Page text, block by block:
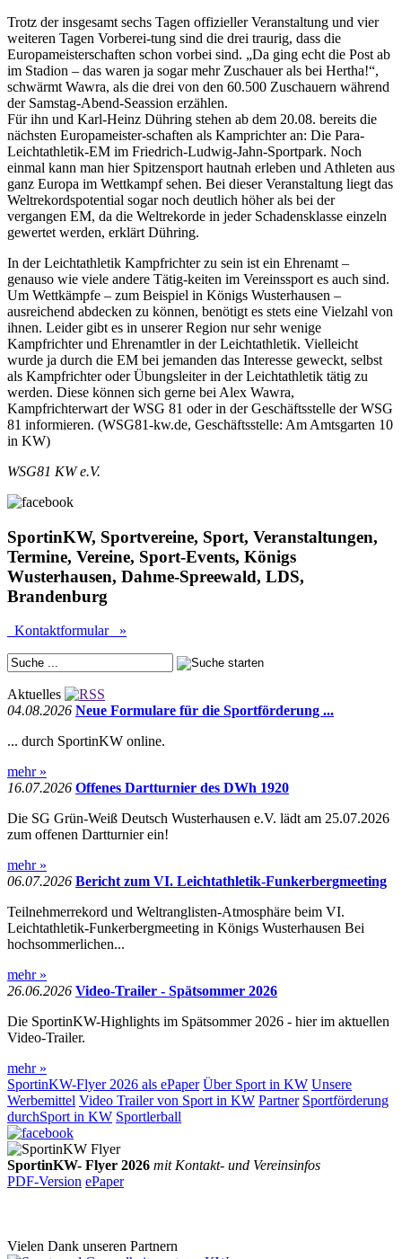
Trotz der insgesamt sechs Tagen offizieller Veranstaltung und vier
weiteren Tagen Vorberei-tung sind die drei traurig, dass die
Europameisterschaften schon vorbei sind. „Da ging echt die Post ab
im Stadion – das waren ja sogar mehr Zuschauer als bei Hertha!“,
schwärmt Wawra, als die drei von den 60.500 Zuschauern während
der Samstag-Abend-Seassion erzählen.
Für ihn und Karl-Heinz Dühring stehen ab dem 20.08. bereits die
nächsten Europameister-schaften als Kamprichter an: Die Para-
Leichtathletik-EM im Friedrich-Ludwig-Jahn-Sportpark. Noch
einmal kann man hier Spitzensport hautnah erleben und Athleten aus
ganz Europa im Wettkampf sehen. Bei dieser Veranstaltung liegt das
Weltrekordspotential sogar noch deutlich höher als bei der
vergangen EM, da die Weltrekorde in jeder Schadensklasse einzeln
gewertet werden, erklärt Dühring.
In der Leichtathletik Kampfrichter zu sein ist ein Ehrenamt –
genauso wie viele andere Tätig-keiten im Vereinssport es auch sind.
Um Wettkämpfe – zum Beispiel in Königs Wusterhausen –
ausreichend abdecken zu können, benötigt es stets eine Vielzahl von
ihnen. Leider gibt es in unserer Region nur sehr wenige
Kampfrichter und Ehrenamtler in der Leichtathletik. Vielleicht
wurde ja durch die EM bei jemanden das Interesse geweckt, selbst
als Kampfrichter oder Übungsleiter in der Leichtathletik tätig zu
werden. Diese können sich gerne bei Alex Wawra,
Kampfrichterwart der WSG 81 oder in der Geschäftsstelle der WSG
81 informieren. (WSG81-kw.de, Geschäftsstelle: Am Amtsgarten 10
in KW)
WSG81 KW e.V.
SportinKW, Sportvereine, Sport, Veranstaltungen,
Termine, Vereine, Sport-Events, Königs
Wusterhausen, Dahme-Spreewald, LDS,
Brandenburg
Kontaktformular »
Aktuelles
04.08.2026 Neue Formulare für die Sportförderung ...
... durch SportinKW online.
mehr »
16.07.2026 Offenes Dartturnier des DWh 1920
Die SG Grün-Weiß Deutsch Wusterhausen e.V. lädt am 25.07.2026
zum offenen Dartturnier ein!
mehr »
06.07.2026 Bericht zum VI. Leichtathletik-Funkerbergmeeting
Teilnehmerrekord und Weltranglisten-Atmosphäre beim VI.
Leichtathletik-Funkerbergmeeting in Königs Wusterhausen Bei
hochsommerlichen...
mehr »
26.06.2026 Video-Trailer - Spätsommer 2026
Die SportinKW-Highlights im Spätsommer 2026 - hier im aktuellen
Video-Trailer.
mehr »
SportinKW-Flyer 2026 als ePaper Über Sport in KW Unsere
Werbemittel Video Trailer von Sport in KW Partner Sportförderung
durchSport in KW Sportlerball
SportinKW- Flyer 2026 mit Kontakt- und Vereinsinfos
PDF-Version ePaper
Vielen Dank unseren Partnern